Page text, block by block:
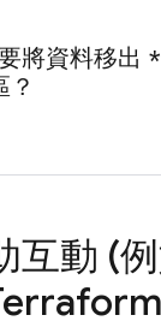
將資料移出 *
？
互動 (例